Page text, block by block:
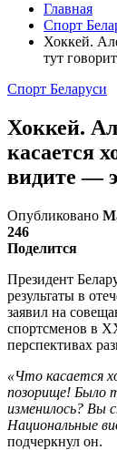
Главная
Спорт
Хоккей.
тут
Спорт Беларуси
Хоккей.
касается
видите —
Опубликовано
246
Поделится
Президент
результаты в
заявил на
спортсменов в
перспективах
«Что касается
позорище! Было
изменилось? Вы
Национальные
подчеркнул он.